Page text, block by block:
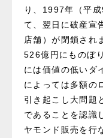
り、1997年（平
て、翌日に破産宣
店舗）が閉鎖され
526億円にものぼ
には価値の低いダ
によっては多額の
引き起こし大問題
であることを認識
ヤモンド販売を行